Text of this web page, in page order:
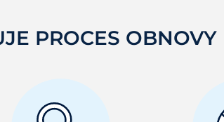
PROCES OBNOVY